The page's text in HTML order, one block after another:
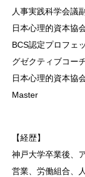
人事実践科学会議
日本心理的資本協
BCS認定プロフェ
グゼクティブコー
日本心理的資本協
Master
【経歴】
神戸大学卒業後、
営業、労働組合、